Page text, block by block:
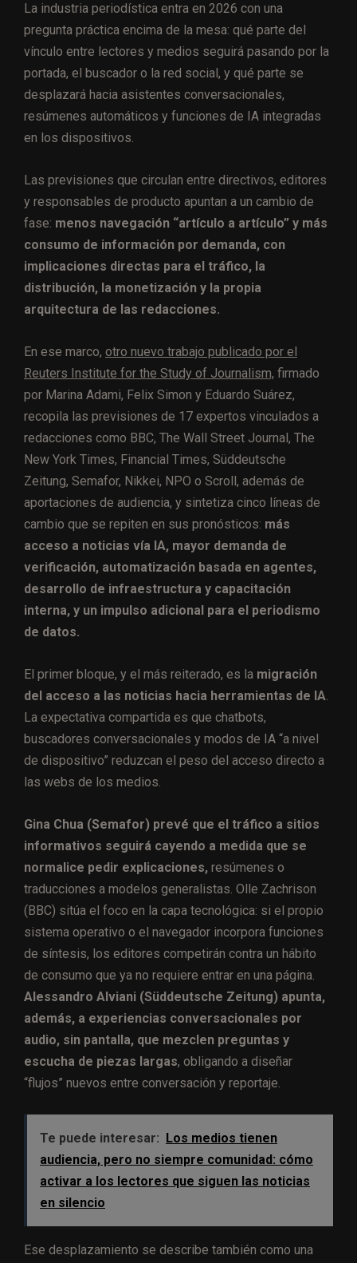
La industria periodística entra en 2026 con una
pregunta práctica encima de la mesa: qué parte del
vínculo entre lectores y medios seguirá pasando por la
portada, el buscador o la red social, y qué parte se
desplazará hacia asistentes conversacionales,
resúmenes automáticos y funciones de IA integradas
en los dispositivos.
Las previsiones que circulan entre directivos, editores
y responsables de producto apuntan a un cambio de
fase: menos navegación “artículo a artículo” y más
consumo de información por demanda, con
implicaciones directas para el tráfico, la
distribución, la monetización y la propia
arquitectura de las redacciones.
En ese marco, otro nuevo trabajo publicado por el
Reuters Institute for the Study of Journalism, firmado
por Marina Adami, Felix Simon y Eduardo Suárez,
recopila las previsiones de 17 expertos vinculados a
redacciones como BBC, The Wall Street Journal, The
New York Times, Financial Times, Süddeutsche
Zeitung, Semafor, Nikkei, NPO o Scroll, además de
aportaciones de audiencia, y sintetiza cinco líneas de
cambio que se repiten en sus pronósticos: más
acceso a noticias vía IA, mayor demanda de
verificación, automatización basada en agentes,
desarrollo de infraestructura y capacitación
interna, y un impulso adicional para el periodismo
de datos.
El primer bloque, y el más reiterado, es la migración
del acceso a las noticias hacia herramientas de IA.
La expectativa compartida es que chatbots,
buscadores conversacionales y modos de IA “a nivel
de dispositivo” reduzcan el peso del acceso directo a
las webs de los medios.
Gina Chua (Semafor) prevé que el tráfico a sitios
informativos seguirá cayendo a medida que se
normalice pedir explicaciones, resúmenes o
traducciones a modelos generalistas. Olle Zachrison
(BBC) sitúa el foco en la capa tecnológica: si el propio
sistema operativo o el navegador incorpora funciones
de síntesis, los editores competirán contra un hábito
de consumo que ya no requiere entrar en una página.
Alessandro Alviani (Süddeutsche Zeitung) apunta,
además, a experiencias conversacionales por
audio, sin pantalla, que mezclen preguntas y
escucha de piezas largas, obligando a diseñar
“flujos” nuevos entre conversación y reportaje.
Te puede interesar:
Los medios tienen
audiencia, pero no siempre comunidad: cómo
activar a los lectores que siguen las noticias
en silencio
Ese desplazamiento se describe también como una